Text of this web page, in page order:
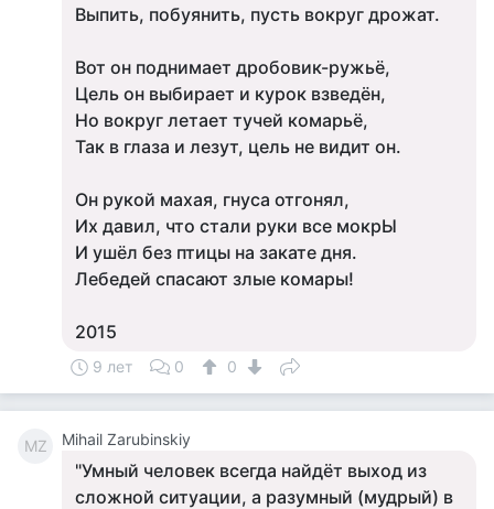
Выпить, побуянить, пусть вокруг дрожат.
Вот он поднимает дробовик-ружьё,
Цель он выбирает и курок взведён,
Но вокруг летает тучей комарьё,
Так в глаза и лезут, цель не видит он.
Он рукой махая, гнуса отгонял,
Их давил, что стали руки все мокрЫ
И ушёл без птицы на закате дня.
Лебедей спасают злые комары!
2015
9 лет 0 0
MZ Mihail Zarubinskiy
"Умный человек всегда найдёт выход из
сложной ситуации, а разумный (мудрый) в